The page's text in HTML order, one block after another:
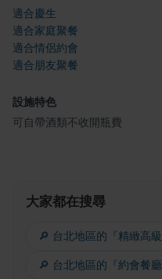
適合慶生
適合家庭聚餐
適合情侶約會
適合朋友聚餐
設施特色
可自帶酒類不收開瓶費
大家都在搜尋
🔎 台北地區的『精緻高
🔎 台北地區的『約會餐